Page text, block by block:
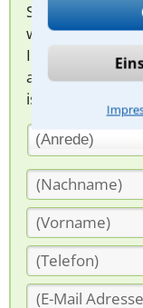
Sie können hier
werden sich
Ihnen melden,
abzuklären. Die
ist für Sie
(Anrede)